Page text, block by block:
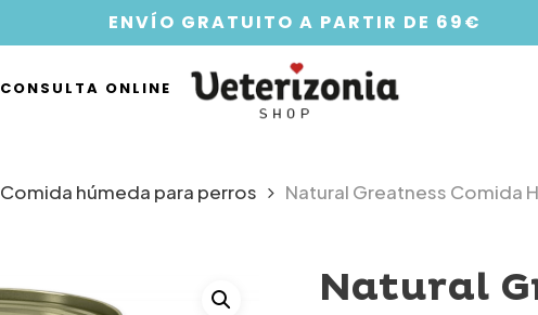
ENVÍO GRATUITO A PARTIR DE 69€
CONSULTA ONLINE
Comida húmeda para perros
Natural Greatness Comida
Natural